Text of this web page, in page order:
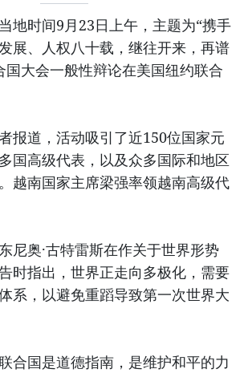
时间9月23日上午，主题为“携手
展、人权八十载，继往开来，再谱
国大会一般性辩论在美国纽约联合
报道，活动吸引了近150位国家元
国高级代表，以及众多国际和地区
越南国家主席梁强率领越南高级代
尼奥·古特雷斯在作关于世界形势
时指出，世界正走向多极化，需要
系，以避免重蹈导致第一次世界大
合国是道德指南，是维护和平的力